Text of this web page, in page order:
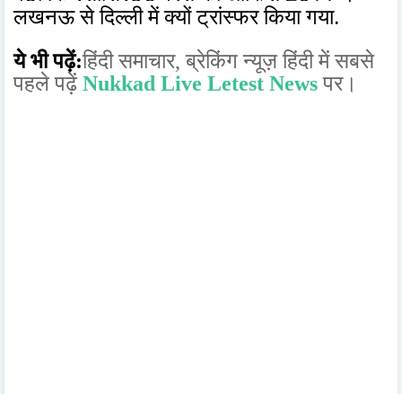
लखनऊ से दिल्ली में क्यों ट्रांस्फर किया गया.
ये भी पढ़ें:हिंदी समाचार, ब्रेकिंग न्यूज़ हिंदी मेंसबसे
पहले पढ़ेंNukkad Live Letest Newsपर।